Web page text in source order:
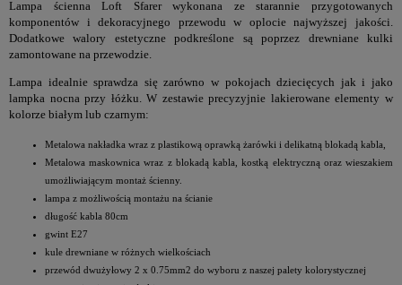
Lampa ścienna Loft Sfarer wykonana ze starannie przygotowanych
komponentów i dekoracyjnego przewodu w oplocie najwyższej jakości.
Dodatkowe walory estetyczne podkreślone są poprzez drewniane kulki
zamontowane na przewodzie.
Lampa idealnie sprawdza się zarówno w pokojach dziecięcych jak i jako
lampka nocna przy łóżku. W zestawie precyzyjnie lakierowane elementy w
kolorze białym lub czarnym:
Metalowa nakładka wraz z plastikową oprawką żarówki i delikatną blokadą kabla,
Metalowa maskownica wraz z blokadą kabla, kostką elektryczną oraz wieszakiem
umożliwiającym montaż ścienny.
lampa z możliwością montażu na ścianie
długość kabla 80cm
gwint E27
kule drewniane w różnych wielkościach
przewód dwużyłowy 2 x 0.75mm2 do wyboru z naszej palety kolorystycznej